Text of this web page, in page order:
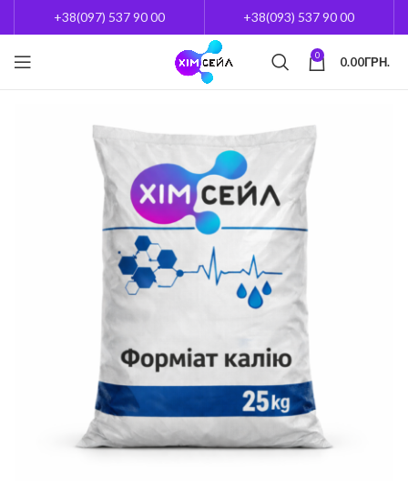
+38(097) 537 90 00 +38(093) 537 90 00
0 0.00ГРН.